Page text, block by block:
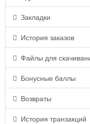
Закладки
История заказов
Файлы для
Бонусные баллы
Возвраты
История транзакций